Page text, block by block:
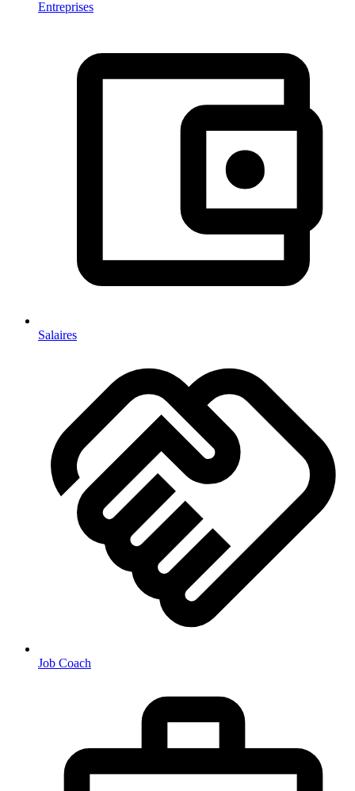
Entreprises
Salaires
Job Coach